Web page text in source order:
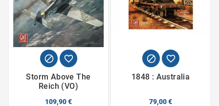
 
Storm Above The
Reich (VO)
109,90 €
 
1848 : Australia
79,00 €